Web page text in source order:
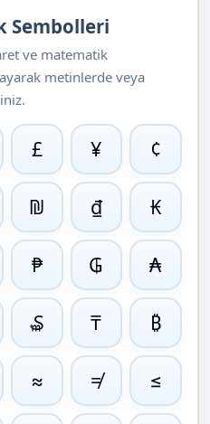
Sembolleri
ve matematik
metinlerde veya
£ ¥ ¢
₪ ₫ ₭
₱ ₲ ₳
₷ ₸ ₿
≈ ≠ ≤